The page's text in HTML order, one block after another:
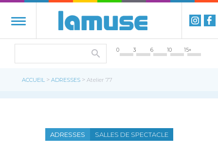
0 3 6 10 15+
ACCUEIL > ADRESSES > Atelier 77
ADRESSES SALLES DE SPECTACLE